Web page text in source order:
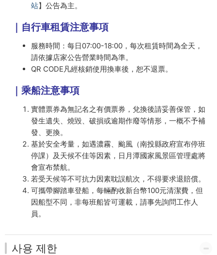
站】公告為主。
｜自行車租賃注意事項
服務時間：每日07:00-18:00，每次租賃時間為全天，
請依據店家公告營業時間為準。
QR CODE凡經核銷使用換車後，恕不退票。
｜乘船注意事項
實體票券為無記名之有價票券，兌換後請妥善保管，如
發生遺失、燒毀、破損或逾期作廢等情形，一概不予補
發、更換。
基於安全考量，如遇濃霧、颱風（南投縣政府宣布停班
停課）及天候不佳等因素，日月潭國家風景區管理處將
會宣布禁航。
若受天候等不可抗力因素耽誤航次，不得要求退賠償。
可攜帶腳踏車登船，每輛酌收新台幣100元清潔費，但
因船型不同，非每班船皆可運載，請事先詢問工作人
員。
사용 제한